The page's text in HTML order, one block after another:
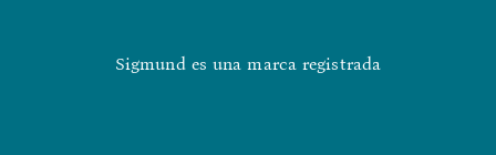
Sigmund es una marca registrada